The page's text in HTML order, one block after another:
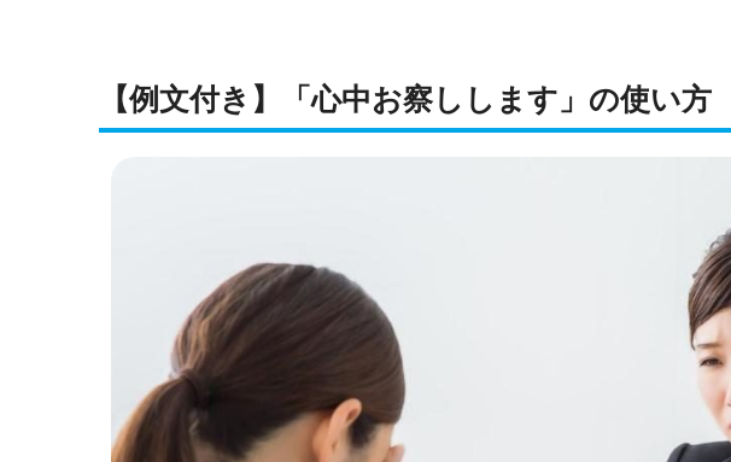
【例文付き】「心中お察しします」の使い方